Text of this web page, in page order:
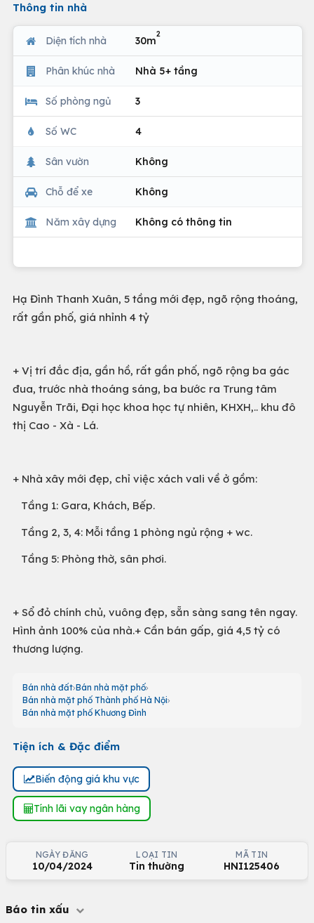
Thông tin nhà
Diện tích nhà 30m
2
Phân khúc nhà Nhà 5+ tầng
Số phòng ngủ 3
Số WC 4
Sân vườn Không
Chỗ để xe Không
Năm xây dựng Không có thông tin
Hạ Đình Thanh Xuân, 5 tầng mới đẹp, ngõ rộng thoáng,
rất gần phố, giá nhỉnh 4 tỷ
+ Vị trí đắc địa, gần hồ, rất gần phố, ngõ rộng ba gác
đua, trước nhà thoáng sáng, ba bước ra Trung tâm
Nguyễn Trãi, Đại học khoa học tự nhiên, KHXH,.. khu đô
thị Cao - Xà - Lá.
+ Nhà xây mới đẹp, chỉ việc xách vali về ở gồm:
Tầng 1: Gara, Khách, Bếp.
Tầng 2, 3, 4: Mỗi tầng 1 phòng ngủ rộng + wc.
Tầng 5: Phòng thờ, sân phơi.
+ Sổ đỏ chính chủ, vuông đẹp, sẵn sàng sang tên ngay.
Hình ảnh 100% của nhà.+ Cần bán gấp, giá 4,5 tỷ có
thương lượng.
Bán nhà đất Bán nhà mặt phố
Bán nhà mặt phố Thành phố Hà Nội
Bán nhà mặt phố Khương Đình
Tiện ích & Đặc điểm
Biến động giá khu vực
Tính lãi vay ngân hàng
NGÀY ĐĂNG
10/04/2024
LOẠI TIN
Tin thường
MÃ TIN
HNI125406
Báo tin xấu